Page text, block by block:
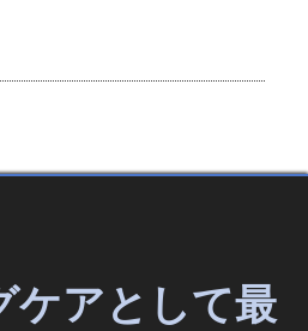
ケアとして最